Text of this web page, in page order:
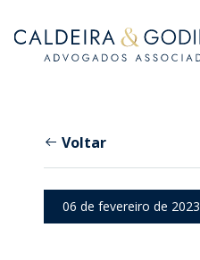
Voltar
06 de fevereiro de 2023